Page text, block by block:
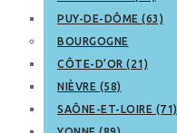
PUY-DE-DÔME (63)
BOURGOGNE
CÔTE-D’OR (21)
NIÈVRE (58)
SAÔNE-ET-LOIRE (71)